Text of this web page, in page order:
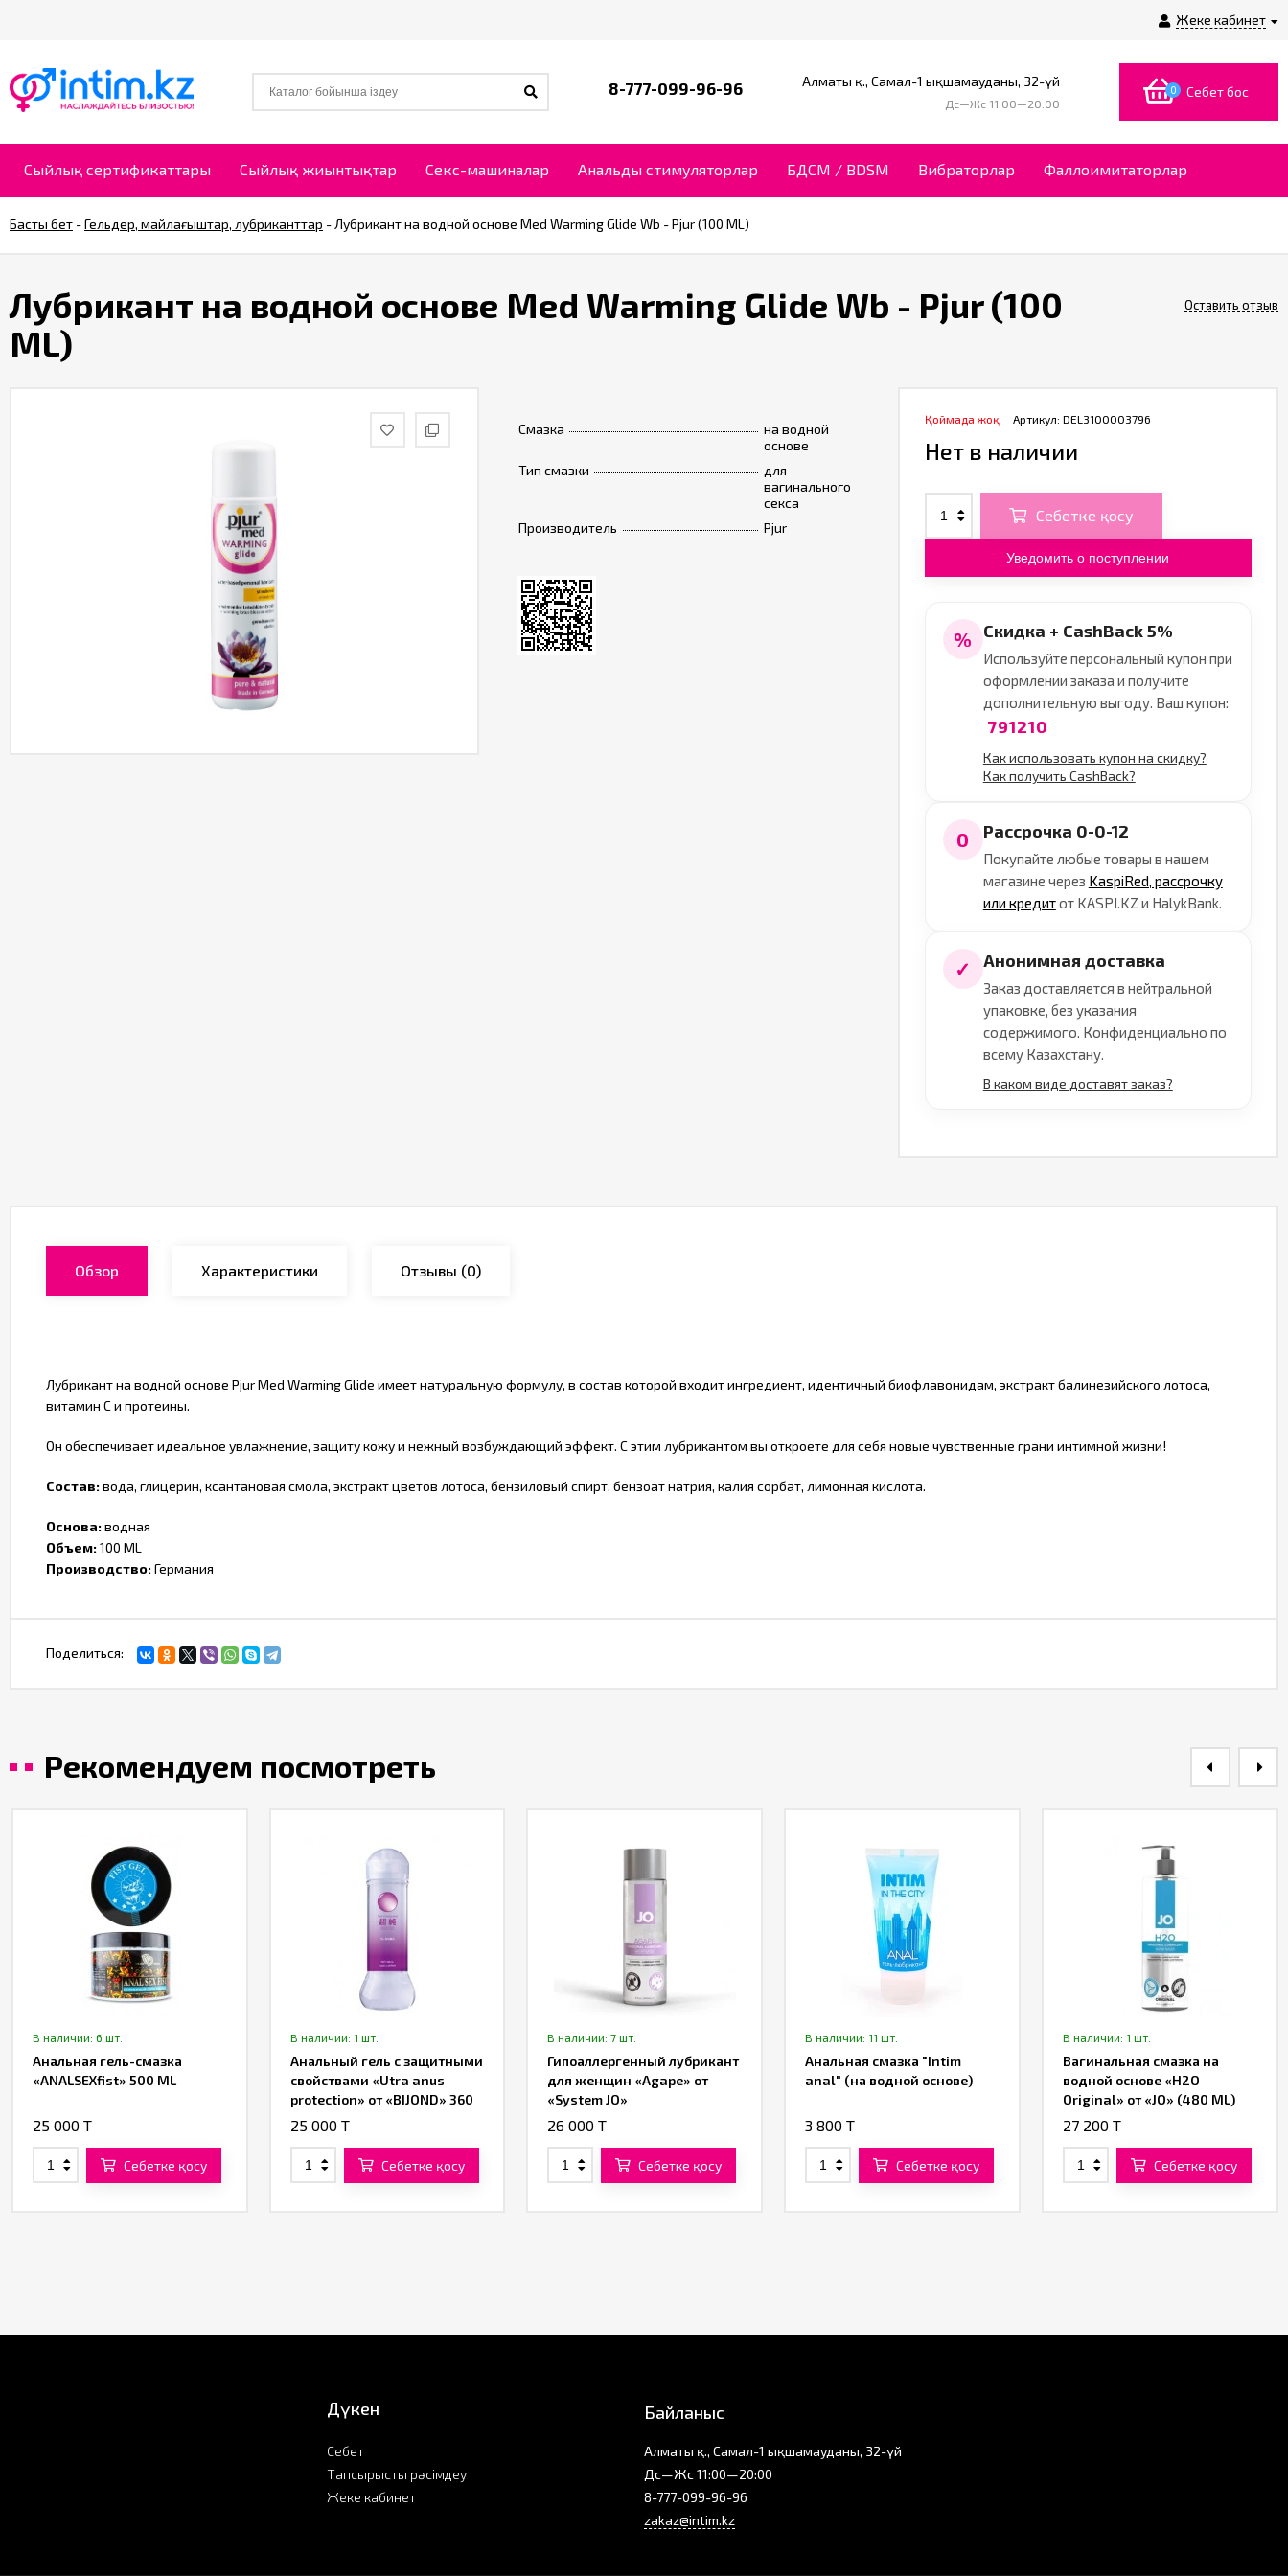
Жеке кабинет
8-777-099-96-96 Алматы қ., Самал-1 ықшамауданы, 32-үй
Дс—Жс 11:00—20:00
0 Себет бос
Сыйлық сертификаттары Сыйлық жиынтықтар Секс-машиналар Анальды стимуляторлар БДСМ / BDSM Вибраторлар Фаллоимитаторлар
Басты бет -Гельдер, майлағыштар, лубриканттар -Лубрикант на водной основе Med Warming Glide Wb - Pjur (100 ML)
Лубрикант на водной основе Med Warming Glide Wb - Pjur (100
ML)
Оставить отзыв
Смазка
на водной
основе
Тип смазки
для
вагинального
секса
Производитель
Pjur
Артикул: DEL3100003796
Қоймада жоқ
Нет в наличии
Себетке қосу
Уведомить о поступлении
% Скидка + CashBack 5%
Используйте персональный купон при
оформлении заказа и получите
дополнительную выгоду. Ваш купон:
791210
Как использовать купон на скидку?
Как получить CashBack?
0 Рассрочка 0-0-12
Покупайте любые товары в нашем
магазине через KaspiRed, рассрочку
или кредитот KASPI.KZ и HalykBank.
✓ Анонимная доставка
Заказ доставляется в нейтральной
упаковке, без указания
содержимого. Конфиденциально по
всему Казахстану.
В каком виде доставят заказ?
Обзор Характеристики Отзывы (0)
Лубрикант на водной основе Pjur Med Warming Glide имеет натуральную формулу, в состав которой входит ингредиент, идентичный биофлавонидам, экстракт балинезийского лотоса,
витамин С и протеины.
Он обеспечивает идеальное увлажнение, защиту кожу и нежный возбуждающий эффект. С этим лубрикантом вы откроете для себя новые чувственные грани интимной жизни!
Состав:вода, глицерин, ксантановая смола, экстракт цветов лотоса, бензиловый спирт, бензоат натрия, калия сорбат, лимонная кислота.
Основа:водная
Объем:100 ML
Производство:Германия
Поделиться:
Рекомендуем посмотреть
В наличии: 6 шт.
Анальная гель-смазка
«ANALSEXfist» 500 ML
25 000 T
Себетке қосу
В наличии: 1 шт.
Анальный гель с защитными
свойствами «Utra anus
protection» от «BIJOND» 360
ML
25 000 T
Себетке қосу
В наличии: 7 шт.
Гипоаллергенный лубрикант
для женщин «Agape» от
«System JO»
26 000 T
Себетке қосу
В наличии: 11 шт.
Анальная смазка "Intim
anal" (на водной основе)
3 800 T
Себетке қосу
В наличии: 1 шт.
Вагинальная смазка на
водной основе «H2O
Original» от «JO» (480 ML)
27 200 T
Себетке қосу
Дүкен
Себет
Тапсырысты рәсімдеу
Жеке кабинет
Байланыс
Алматы қ., Самал-1 ықшамауданы, 32-үй
Дс—Жс 11:00—20:00
8-777-099-96-96
zakaz@intim.kz